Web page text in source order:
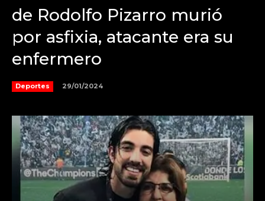
de Rodolfo Pizarro murió
por asfixia, atacante era su
enfermero
Deportes 29/01/2024